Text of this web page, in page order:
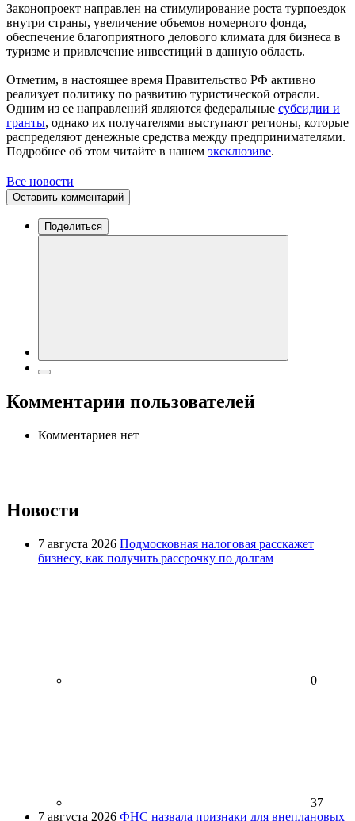
Законопроект направлен на стимулирование роста турпоездок
внутри страны, увеличение объемов номерного фонда,
обеспечение благоприятного делового климата для бизнеса в
туризме и привлечение инвестиций в данную область.
Отметим, в настоящее время Правительство РФ активно
реализует политику по развитию туристической отрасли.
Одним из ее направлений являются федеральные субсидии и
гранты, однако их получателями выступают регионы, которые
распределяют денежные средства между предпринимателями.
Подробнее об этом читайте в нашем эксклюзиве.
Все новости
Оставить комментарий
Поделиться
Комментарии пользователей
Комментариев нет
Новости
7 августа 2026 Подмосковная налоговая расскажет
бизнесу, как получить рассрочку по долгам
0
37
7 августа 2026 ФНС назвала признаки для внеплановых